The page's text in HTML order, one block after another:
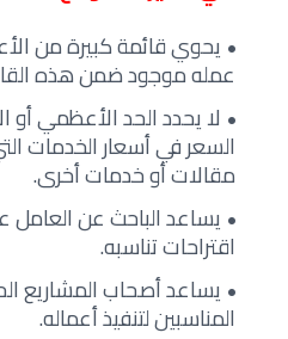
يحوي قائمة كبيرة من
عمله موجود ضمن هذه
لا يحدد الحد الأعظمي أو
السعر في أسعار الخدمات
مقالات أو خدمات أخرى.
يساعد الباحث عن العامل
اقتراحات تناسبه.
يساعد أصحاب المشاريع
المناسبين لتنفيذ أعماله.